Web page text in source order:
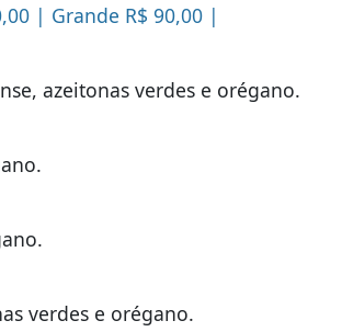
| Grande R$ 90,00 |
azeitonas verdes e orégano.
verdes e orégano.